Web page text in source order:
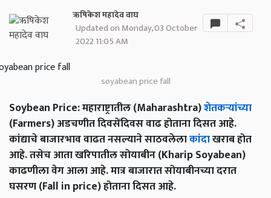
ऋषिकेश महादेव वाघ
Updated on Monday, 03 October
2022 11:05 AM
soyabean price fall
Soybean Price: महाराष्ट्रातील (Maharashtra)शेतकऱ्यांच्या
(Farmers) अडचणीत दिवसेंदिवस वाढ होताना दिसत आहे.
कांद्याचे बाजारभाव वाढत नसल्याने साठवलेलाकांदाखराब होत
आहे. तसेच आता खरिपातील सोयाबीन (Kharip Soyabean)
काढणीला वेग आला आहे. मात्र बाजारात सोयाबीनच्या दरात
घसरण (Fall in price) होताना दिसत आहे.